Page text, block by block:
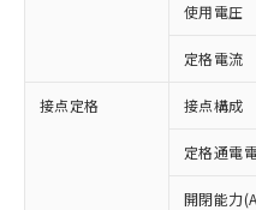
使用電圧
定格電流
接点定格 接点構成
定格通電
開閉能力
※1 対応状況